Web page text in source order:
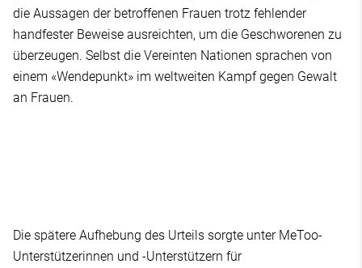
die Aussagen der betroffenen Frauen trotz fehlender
handfester Beweise ausreichten, um die Geschworenen zu
überzeugen. Selbst die Vereinten Nationen sprachen von
einem «Wendepunkt» im weltweiten Kampf gegen Gewalt
an Frauen.
Die spätere Aufhebung des Urteils sorgte unter MeToo-
Unterstützerinnen und -Unterstützern für